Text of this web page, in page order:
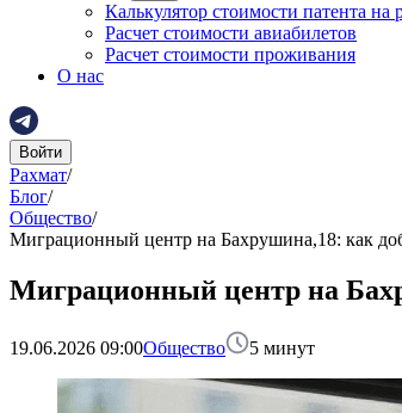
Калькулятор стоимости патента на
Расчет стоимости авиабилетов
Расчет стоимости проживания
О нас
Войти
Рахмат/
Блог/
Общество/
Миграционный центр на Бахрушина,18: как
Миграционный центр на
19.06.2026 09:00Общество 5 минут